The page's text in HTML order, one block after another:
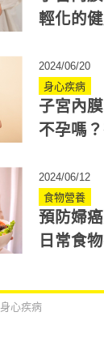
輕化的健康殺
2024/06/20
身心疾病
子宮內
不孕嗎
2024/06/12
食物營養
預防婦
日常食
身心疾病